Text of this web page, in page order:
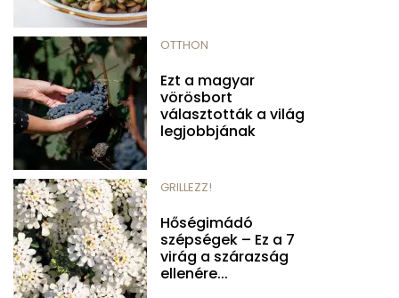
OTTHON
Ezt a magyar
vörösbort
választották a világ
legjobbjának
GRILLEZZ!
Hőségimádó
szépségek – Ez a 7
virág a szárazság
ellenére...